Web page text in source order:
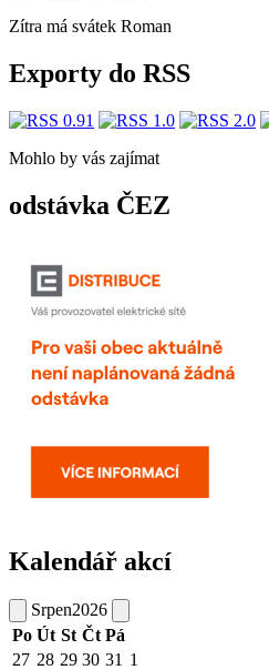
Zítra má svátek Roman
Exporty do RSS
Mohlo by vás zajímat
odstávka ČEZ
Kalendář akcí
Srpen2026
Po Út St Čt Pá
27 28 29 30 31 1